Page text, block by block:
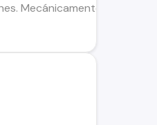
Mecánicamente impecable